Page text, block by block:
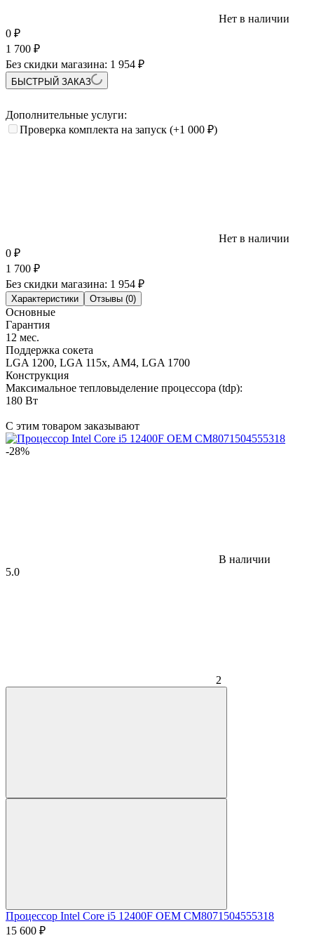
Нет в наличии
0 ₽
1 700 ₽
Без скидки магазина: 1 954 ₽
БЫСТРЫЙ ЗАКАЗ
Дополнительные услуги:
Проверка комплекта на запуск (+1 000 ₽)
Нет в наличии
0 ₽
1 700 ₽
Без скидки магазина: 1 954 ₽
Характеристики Отзывы (0)
Основные
Гарантия
12 мес.
Поддержка сокета
LGA 1200, LGA 115x, AM4, LGA 1700
Конструкция
Максимальное тепловыделение процессора (tdp):
180 Вт
С этим товаром заказывают
-28%
В наличии
5.0
2
Процессор Intel Core i5 12400F OEM CM8071504555318
15 600 ₽